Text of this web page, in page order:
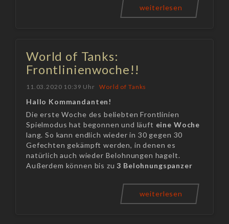
weiterlesen
World of Tanks:
Frontlinienwoche!!
11.03.2020 10:39 Uhr World of Tanks
Hallo Kommandanten!
Die erste Woche des beliebten Frontlinien
Spielmodus hat begonnen und läuft eine Woche
lang. So kann endlich wieder in 30 gegen 30
Gefechten gekämpft werden, in denen es
natürlich auch wieder Belohnungen hagelt.
Außerdem können bis zu3 Belohnungspanzer
weiterlesen